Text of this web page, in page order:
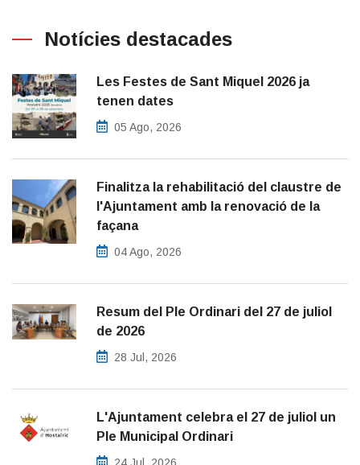
Notícies destacades
Les Festes de Sant Miquel 2026 ja
tenen dates
05 Ago, 2026
Finalitza la rehabilitació del claustre de
l'Ajuntament amb la renovació de la
façana
04 Ago, 2026
Resum del Ple Ordinari del 27 de juliol
de 2026
28 Jul, 2026
L'Ajuntament celebra el 27 de juliol un
Ple Municipal Ordinari